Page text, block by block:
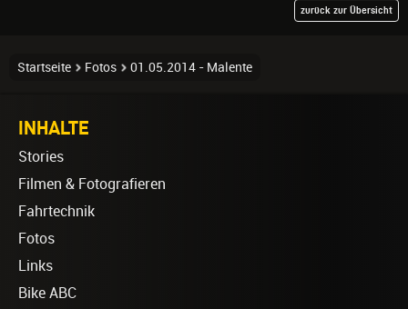
zurück zur Übersicht
Startseite Fotos 01.05.2014 - Malente
INHALTE
Stories
Filmen & Fotografieren
Fahrtechnik
Fotos
Links
Bike ABC